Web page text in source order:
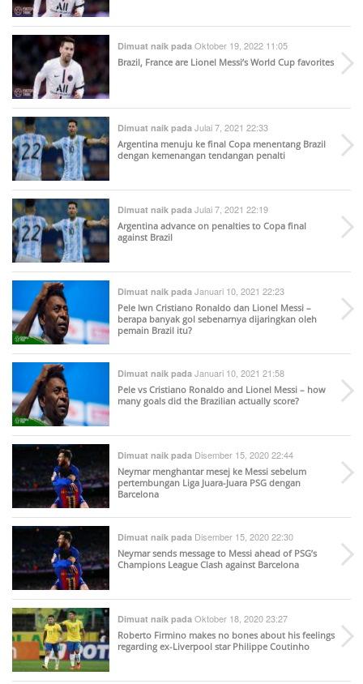
Dimuat naik pada Oktober 19, 2022 11:05
Brazil, France are Lionel Messi’s World Cup favorites
Dimuat naik pada Julai 7, 2021 22:33
Argentina menuju ke final Copa menentang Brazil
dengan kemenangan tendangan penalti
Dimuat naik pada Julai 7, 2021 22:19
Argentina advance on penalties to Copa final
against Brazil
Dimuat naik pada Januari 10, 2021 22:23
Pele lwn Cristiano Ronaldo dan Lionel Messi –
berapa banyak gol sebenarnya dijaringkan oleh
pemain Brazil itu?
Dimuat naik pada Januari 10, 2021 21:58
Pele vs Cristiano Ronaldo and Lionel Messi – how
many goals did the Brazilian actually score?
Dimuat naik pada Disember 15, 2020 22:44
Neymar menghantar mesej ke Messi sebelum
pertembungan Liga Juara-Juara PSG dengan
Barcelona
Dimuat naik pada Disember 15, 2020 22:30
Neymar sends message to Messi ahead of PSG’s
Champions League Clash against Barcelona
Dimuat naik pada Oktober 18, 2020 23:27
Roberto Firmino makes no bones about his feelings
regarding ex-Liverpool star Philippe Coutinho